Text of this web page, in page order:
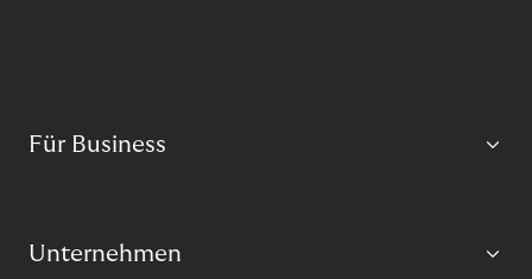
Für Business
Unternehmen